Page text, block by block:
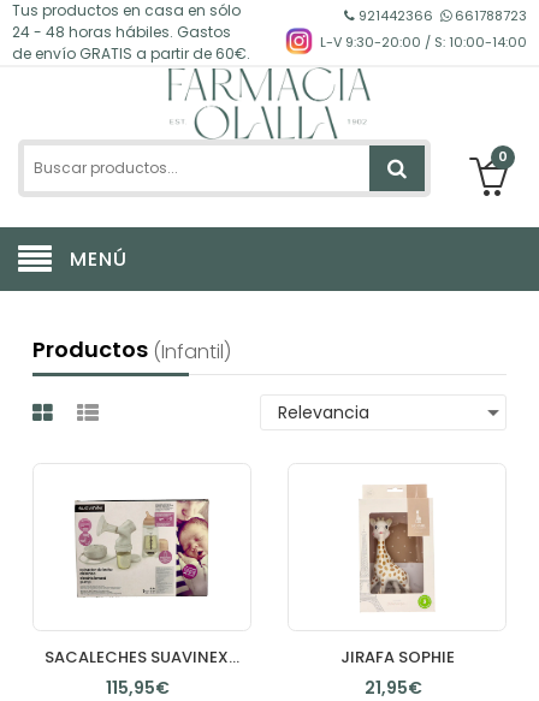
Tus productos en casa en sólo
24 - 48 horas hábiles. Gastos
de envío GRATIS a partir de 60€.
921442366
661788723
L-V 9:30-20:00 / S: 10:00-14:00
0
MENÚ
Productos (infantil)
SACALECHES SUAVINEX EXTRACTOR DE LECHE ELECTRICO 1 UNIDAD
115,95€
JIRAFA SOPHIE
21,95€